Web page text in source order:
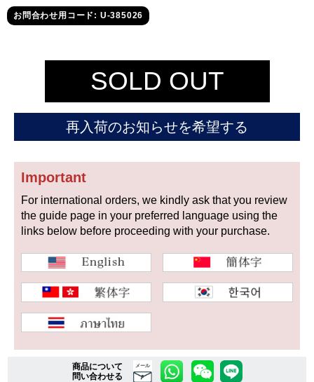
セイコー
ヴァシュロン
コンスタンタン
チューダー パネライ
商品の状態から探す
中古品 アンティーク品
WEB限定品
複数条件で商品を絞り込む
お問合わせ用コード: U-385026
SOLD OUT
再入荷のお知らせを希望する
Important
For international orders, we kindly ask that you review
the guide page in your preferred language using the
links below before proceeding with your purchase.
商品について
問い合わせる
メール